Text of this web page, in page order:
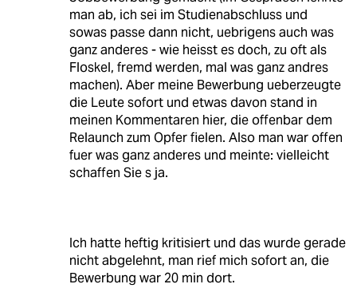
man ab, ich sei im Studienabschluss und
sowas passe dann nicht, uebrigens auch was
ganz anderes - wie heisst es doch, zu oft als
Floskel, fremd werden, mal was ganz andres
machen). Aber meine Bewerbung ueberzeugte
die Leute sofort und etwas davon stand in
meinen Kommentaren hier, die offenbar dem
Relaunch zum Opfer fielen. Also man war offen
fuer was ganz anderes und meinte: vielleicht
schaffen Sie s ja.
Ich hatte heftig kritisiert und das wurde gerade
nicht abgelehnt, man rief mich sofort an, die
Bewerbung war 20 min dort.